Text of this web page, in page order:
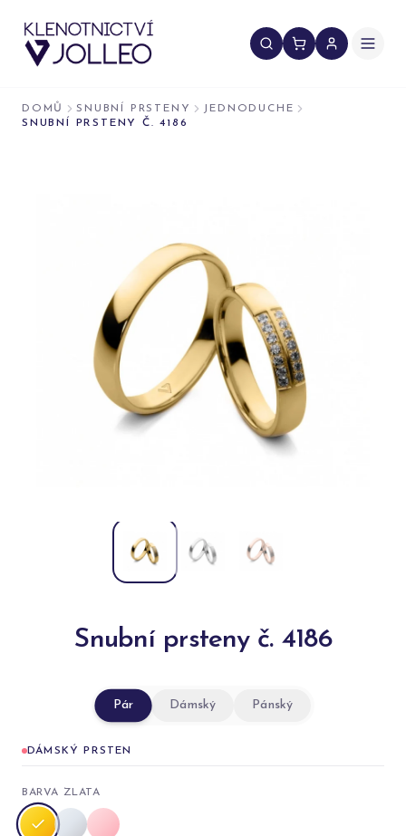
DOMŮ SNUBNÍ PRSTENY
JEDNODUCHE
SNUBNÍ PRSTENY Č. 4186
Snubní prsteny č. 4186
Pár Dámský Pánský
DÁMSKÝ PRSTEN
BARVA ZLATA